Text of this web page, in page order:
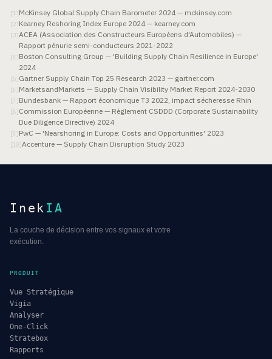
[1 ]McKinsey Global Supply Chain Barometer 2024 — mckinsey.com
[2]Kearney Reshoring Index Europe 2024 — kearney.com
[ 3]ACEA (Association des Constructeurs Européens d'Automobiles) —
Rapport pénurie semi-conducteurs 2021-2022
[4 ]Boston Consulting Group — 'Building Supply Chain Resilience in Europe'
2024
[5]Gartner Supply Chain Top 25 Research 2023 — gartner.com
[6 ]MarketsandMarkets — Supply Chain Visibility Market Report 2024-2030
[7 ]Bundesbank — Rapport économique T3 2022, impact sécheresse Rhin
[8]Commission Européenne — Règlement CSDDD (Corporate Sustainability
Due Diligence Directive) 2024
[9 ]PwC — 'Nearshoring in Europe: Costs and Opportunities' 2023
[10]Accenture — Supply Chain Disruption Study 2023
Inek IA
La couche de décision entre vos signaux et votre
exécution.
PRODUIT
Vue Stratégique
Vigia
Analyser
One-Click
Stratebox
Rapports